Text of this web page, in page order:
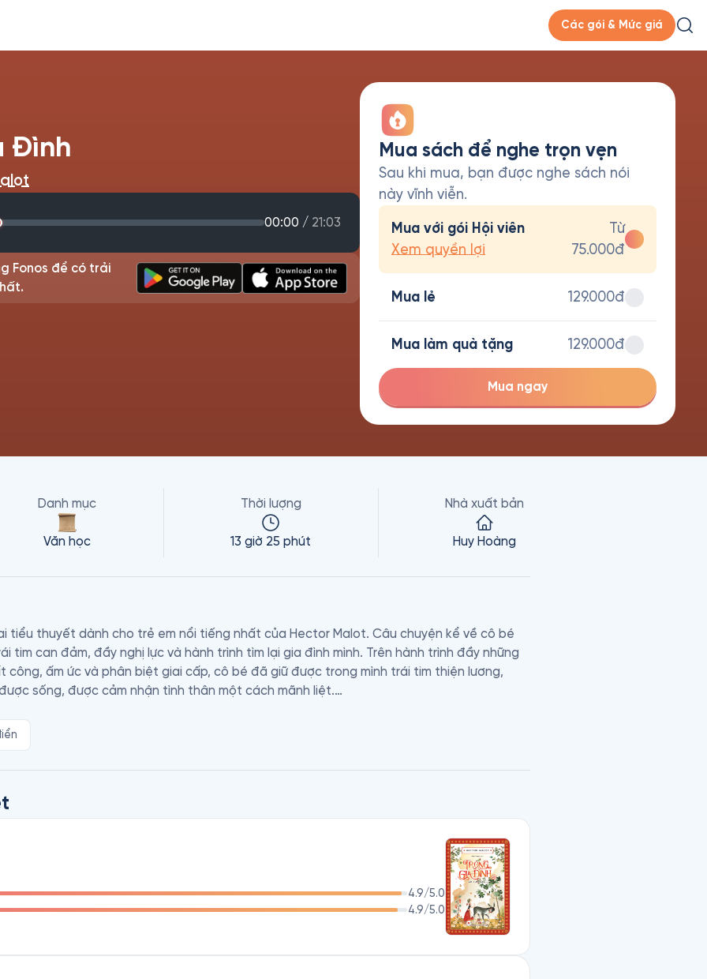
Các gói & Mức giá
Đình
00:00 / 21:03
Fonos để có trải
Mua sách để nghe trọn vẹn
Sau khi mua, bạn được nghe sách nói
này vĩnh viễn.
Mua với gói Hội viên
Xem quyền lợi
Từ
75.000đ
Mua lẻ 129.000đ
Mua làm quà tặng 129.000đ
Mua ngay
Danh mục
Văn học
Thời lượng
13 giờ 25 phút
Nhà xuất bản
Huy Hoàng
tiểu thuyết dành cho trẻ em nổi tiếng nhất của Hector Malot. Câu chuyện kể về cô bé
tim can đảm, đầy nghị lực và hành trình tìm lại gia đình mình. Trên hành trình đầy những
công, ấm ức và phân biệt giai cấp, cô bé đã giữ được trong mình trái tim thiện lương,
sống, được cảm nhận tình thân một cách mãnh liệt.
đẹp dành cho các em thiếu nhi và cho cả những ai đã trưởng thành. Tác phẩm này sẽ
cảnh có khó khăn đến mấy thì chỉ cần chúng ta có niềm lạc quan và biết lao động
4.9/5.0
4.9/5.0